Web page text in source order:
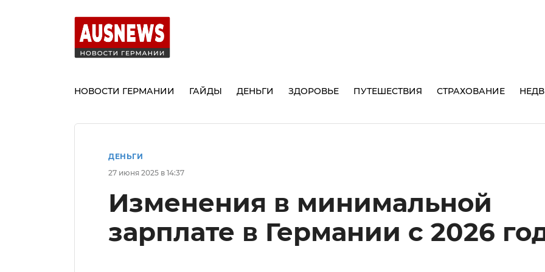
НОВОСТИ ГЕРМАНИИ ГАЙДЫ ДЕНЬГИ ЗДОРОВЬЕ ПУТЕШЕСТВИЯ СТРАХОВАНИЕ
ДЕНЬГИ
27 июня 2025 в 14:37
Изменения в минимальной
зарплате в Германии с 2026